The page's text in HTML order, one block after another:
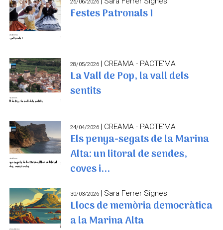
Festes Patronals I
28/05/2026 | CREAMA - PACTE'MA
La Vall de Pop, la vall dels
sentits
24/04/2026 | CREAMA - PACTE'MA
Els penya-segats de la Marina
Alta: un litoral de sendes,
coves i...
30/03/2026 | Sara Ferrer Signes
Llocs de memòria democràtica
a la Marina Alta